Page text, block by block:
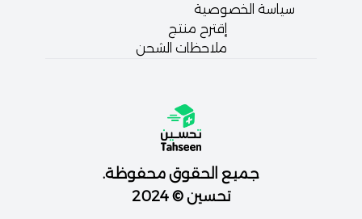
سياسة الخصوصية
إقترح منتج
ملاحظات الشحن
جميع الحقوق محفوظة.
تحسين © 2024